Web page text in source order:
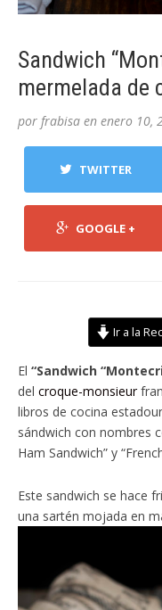
Sandwich
mermelada de
por frabisa en enero 10,
TWITTER
GOOGLE +
Ir a la
El “Sandwich
del croque-monsieur
libros de cocina
sándwich con nombres
Ham Sandwich” y
Este sandwich se hace
una sartén mojada en